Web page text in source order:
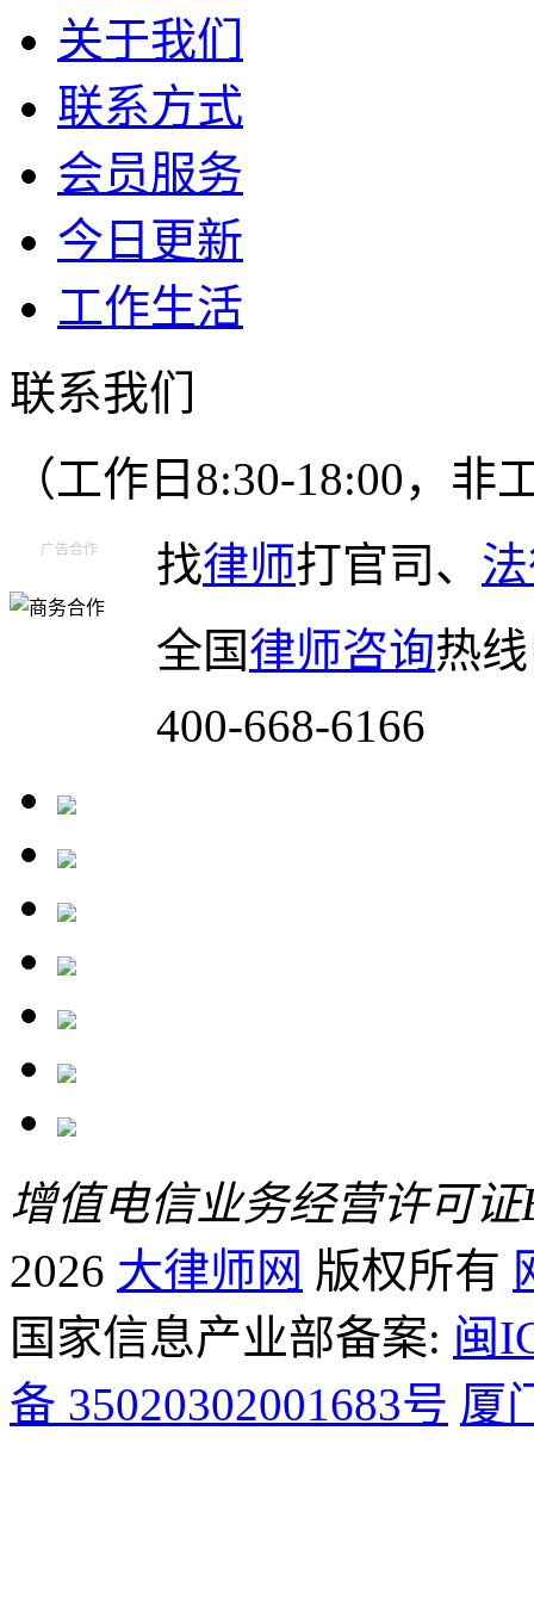
关于我们
联系方式
会员服务
今日更新
工作生活
联系我们
（工作日8:30-18:00，非
广告合作 找律师打官司、
全国律师咨询热
400-668-6166
增值电信业务经营许可证
2026 大律师网 版权所有
国家信息产业部备案: 闽
备 35020302001683号 厦